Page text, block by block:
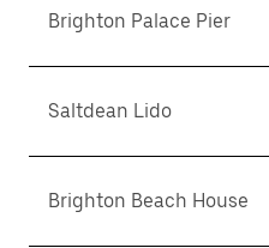
Brighton Palace Pier
Saltdean Lido
Brighton Beach House